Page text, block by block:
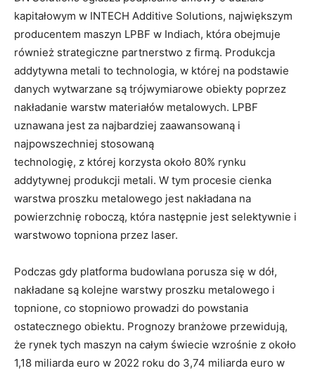
kapitałowym w INTECH Additive Solutions, największym
producentem maszyn LPBF w Indiach, która obejmuje
również strategiczne partnerstwo z firmą. Produkcja
addytywna metali to technologia, w której na podstawie
danych wytwarzane są trójwymiarowe obiekty poprzez
nakładanie warstw materiałów metalowych. LPBF
uznawana jest za najbardziej zaawansowaną i
najpowszechniej stosowaną
technologię, z której korzysta około 80% rynku
addytywnej produkcji metali. W tym procesie cienka
warstwa proszku metalowego jest nakładana na
powierzchnię roboczą, która następnie jest selektywnie i
warstwowo topniona przez laser.
Podczas gdy platforma budowlana porusza się w dół,
nakładane są kolejne warstwy proszku metalowego i
topnione, co stopniowo prowadzi do powstania
ostatecznego obiektu. Prognozy branżowe przewidują,
że rynek tych maszyn na całym świecie wzrośnie z około
1,18 miliarda euro w 2022 roku do 3,74 miliarda euro w